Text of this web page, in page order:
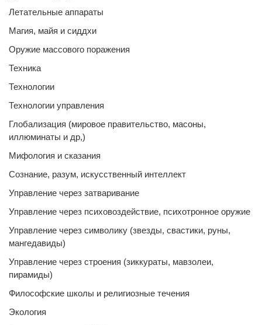
Летательные аппараты
Магия, майя и сиддхи
Оружие массового поражения
Техника
Технологии
Технологии управления
Глобализация (мировое правительство, масоны,
иллюминаты и др,)
Мифология и сказания
Сознание, разум, искусственный интеллект
Управление через затваривание
Управление через психовоздействие, психотронное оружие
Управление через символику (звезды, свастики, руны,
мангедавиды)
Управление через строения (зиккураты, мавзолеи,
пирамиды)
Философские школы и религиозные течения
Экология